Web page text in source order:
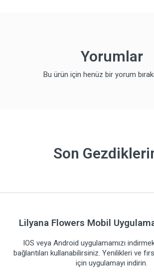
Yorumlar
Bu ürün için henüz bir yorum
Son
Lilyana Flowers Mobil
IOS veya Android uygulamamızı
bağlantıları kullanabilirsiniz. Yenilikleri ve
için uygulamayı indirin.